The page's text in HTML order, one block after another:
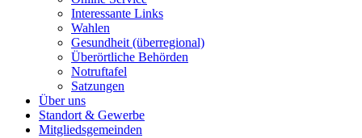
Interessante Links
Wahlen
Gesundheit (überregional)
Überörtliche Behörden
Notruftafel
Satzungen
Über uns
Standort & Gewerbe
Mitgliedsgemeinden